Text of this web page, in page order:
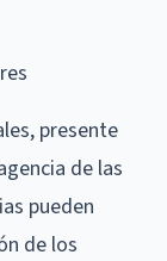
presente
de las
pueden
de los